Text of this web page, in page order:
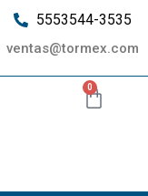
5553544-3535
ventas@tormex.com
0